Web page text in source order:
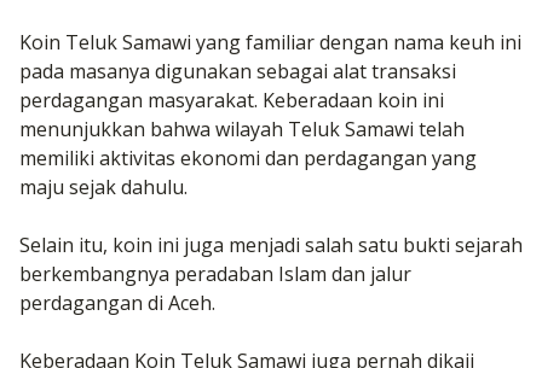
Koin Teluk Samawi yang familiar dengan nama keuh ini
pada masanya digunakan sebagai alat transaksi
perdagangan masyarakat. Keberadaan koin ini
menunjukkan bahwa wilayah Teluk Samawi telah
memiliki aktivitas ekonomi dan perdagangan yang
maju sejak dahulu.
Selain itu, koin ini juga menjadi salah satu bukti sejarah
berkembangnya peradaban Islam dan jalur
perdagangan di Aceh.
Keberadaan Koin Teluk Samawi juga pernah dikaji